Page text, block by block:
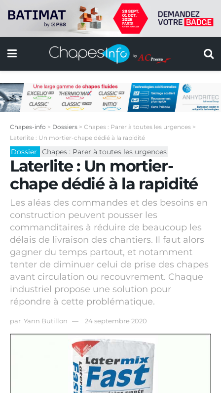
Chapes-info > Dossiers > Chapes : Parer à toutes les urgences >
Laterlite : Un mortier-chape dédié à la rapidité
Dossier Chapes : Parer à toutes les urgences
Laterlite : Un mortier-
chape dédié à la rapidité
Les aléas des commandes et des besoins en
construction peuvent pousser les
commanditaires à réduire de beaucoup les
délais de livraison des chantiers. Il faut alors
gagner du temps partout, et notamment
tenter de diminuer celui de prise des chapes
avant circulation ou recouvrement. Chaque
industriel propose une solution pour
répondre à cette problématique.
par Yann Butillon 24 septembre 2020